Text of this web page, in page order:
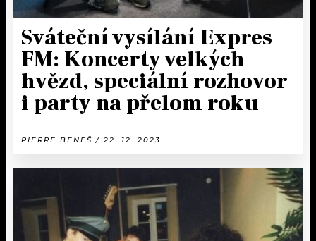
Sváteční vysílání Expres
FM: Koncerty velkých
hvězd, speciální rozhovor
i party na přelom roku
PIERRE BENEŠ / 22. 12. 2023